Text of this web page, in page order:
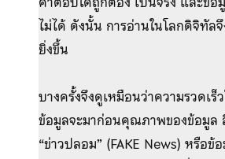
ไม่ได้ ดังนั้น การอ่านในโลกดิจิทัล
ยิ่งขึ้น
บางครั้งจึงดูเหมือนว่าความรวดเร็
ข้อมูลจะมาก่อนคุณภาพของข้อมูล
“ข่าวปลอม” (FAKE News) หรือข้